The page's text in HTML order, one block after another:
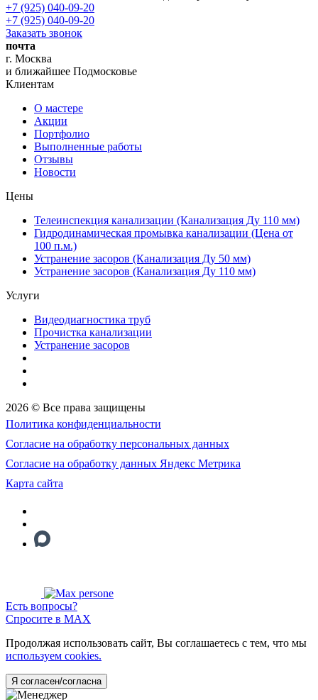
+7 (925) 040-09-20
+7 (925) 040-09-20
Заказать звонок
почта
г. Москва
и ближайшее Подмосковье
Клиентам
О мастере
Акции
Портфолио
Выполненные работы
Отзывы
Новости
Цены
Телеинспекция канализации (Канализация Ду 110 мм)
Гидродинамическая промывка канализации (Цена от
100 п.м.)
Устранение засоров (Канализация Ду 50 мм)
Устранение засоров (Канализация Ду 110 мм)
Услуги
Видеодиагностика труб
Прочистка канализации
Устранение засоров
2026 © Все права защищены
Политика конфиденциальности
Согласие на обработку персональных данных
Согласие на обработку данных Яндекс Метрика
Карта сайта
Есть вопросы?
Спросите в MAX
Продолжая использовать сайт, Вы соглашаетесь с тем, что мы
используем cookies.
Я согласен/согласна